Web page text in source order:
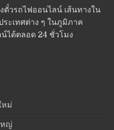
ตั๋วรถไฟออนไลน์ เส้นทางใน
ระเทศต่าง ๆ ในภูมิภาค
น์ได้ตลอด 24 ชั่วโมง
หม่
หญ่